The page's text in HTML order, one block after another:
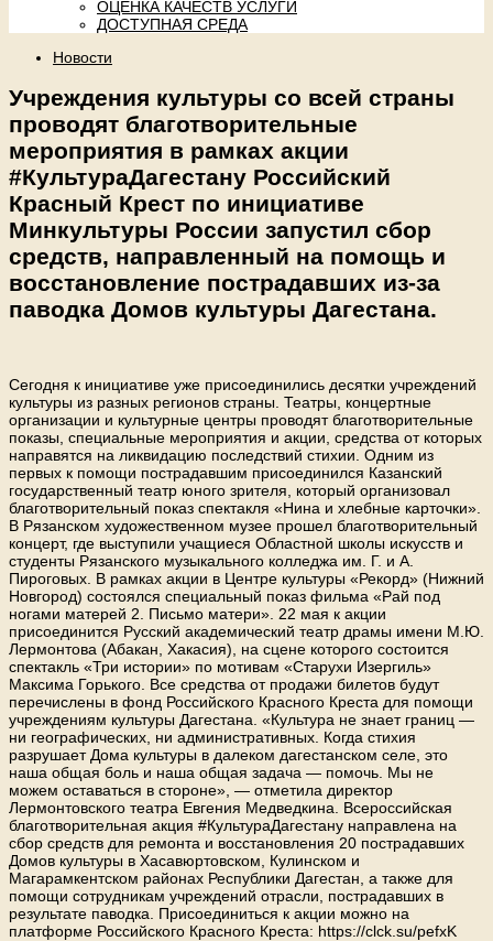
ОЦЕНКА КАЧЕСТВ УСЛУГИ
ДОСТУПНАЯ СРЕДА
Новости
Учреждения культуры со всей страны
проводят благотворительные
мероприятия в рамках акции
#КультураДагестану Российский
Красный Крест по инициативе
Минкультуры России запустил сбор
средств, направленный на помощь и
восстановление пострадавших из-за
паводка Домов культуры Дагестана.
Сегодня к инициативе уже присоединились десятки учреждений
культуры из разных регионов страны. Театры, концертные
организации и культурные центры проводят благотворительные
показы, специальные мероприятия и акции, средства от которых
направятся на ликвидацию последствий стихии. Одним из
первых к помощи пострадавшим присоединился Казанский
государственный театр юного зрителя, который организовал
благотворительный показ спектакля «Нина и хлебные карточки».
В Рязанском художественном музее прошел благотворительный
концерт, где выступили учащиеся Областной школы искусств и
студенты Рязанского музыкального колледжа им. Г. и А.
Пироговых. В рамках акции в Центре культуры «Рекорд» (Нижний
Новгород) состоялся специальный показ фильма «Рай под
ногами матерей 2. Письмо матери». 22 мая к акции
присоединится Русский академический театр драмы имени М.Ю.
Лермонтова (Абакан, Хакасия), на сцене которого состоится
спектакль «Три истории» по мотивам «Старухи Изергиль»
Максима Горького. Все средства от продажи билетов будут
перечислены в фонд Российского Красного Креста для помощи
учреждениям культуры Дагестана. «Культура не знает границ —
ни географических, ни административных. Когда стихия
разрушает Дома культуры в далеком дагестанском селе, это
наша общая боль и наша общая задача — помочь. Мы не
можем оставаться в стороне», — отметила директор
Лермонтовского театра Евгения Медведкина. Всероссийская
благотворительная акция #КультураДагестану направлена на
сбор средств для ремонта и восстановления 20 пострадавших
Домов культуры в Хасавюртовском, Кулинском и
Магарамкентском районах Республики Дагестан, а также для
помощи сотрудникам учреждений отрасли, пострадавших в
результате паводка. Присоединиться к акции можно на
платформе Российского Красного Креста: https://clck.su/pefxK